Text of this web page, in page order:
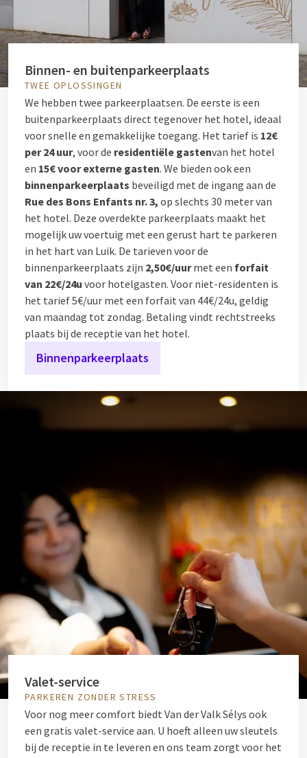
Binnen- en buitenparkeerplaats
TWEE OPLOSSINGEN
We hebben twee parkeerplaatsen. De eerste is een
buitenparkeerplaats direct tegenover het hotel, ideaal
voor snelle en gemakkelijke toegang. Het tarief is 12€
per 24 uur, voor de residentiële gastenvan het hotel
en 15€ voor externe gasten. We bieden ook een
binnenparkeerplaats beveiligd met de ingang aan de
Rue des Bons Enfants nr. 3, op slechts 30 meter van
het hotel. Deze overdekte parkeerplaats maakt het
mogelijk uw voertuig met een gerust hart te parkeren
in het hart van Luik. De tarieven voor de
binnenparkeerplaats zijn 2,50€/uurmet een forfait
van 22€/24u voor hotelgasten. Voor niet-residenten is
het tarief 5€/uur met een forfait van 44€/24u, geldig
van maandag tot zondag. Betaling vindt rechtstreeks
plaats bij de receptie van het hotel.
Binnenparkeerplaats
Valet-service
PARKEREN ZONDER STRESS
Voor nog meer comfort biedt Van der Valk Sélys ook
een gratis valet-service aan. U hoeft alleen uw sleutels
bij de receptie in te leveren en ons team zorgt voor het